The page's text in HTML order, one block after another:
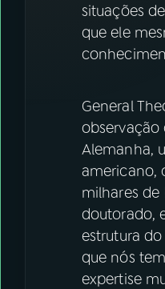
situações
que ele
General
observação
Alemanha,
americano,
milhares
doutorado,
estrutura
que nós
expertise